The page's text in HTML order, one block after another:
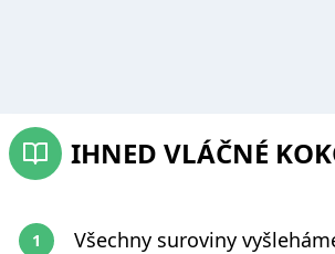
IHNED VLÁČNÉ
Všechny suroviny